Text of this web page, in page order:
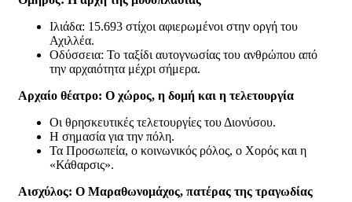
Ιλιάδα: 15.693 στίχοι αφιερωμένοι στην οργή του
Αχιλλέα.
Οδύσσεια: Το ταξίδι αυτογνωσίας του ανθρώπου από
την αρχαιότητα μέχρι σήμερα.
Αρχαίο θέατρο: Ο χώρος, η δομή και η τελετουργία
Οι θρησκευτικές τελετουργίες του Διονύσου.
Η σημασία για την πόλη.
Τα Προσωπεία, ο κοινωνικός ρόλος, ο Χορός και η
«Κάθαρσις».
Αισχύλος: Ο Μαραθωνομάχος, πατέρας της τραγωδίας